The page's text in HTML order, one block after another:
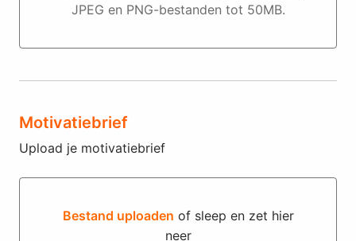
JPEG en PNG-bestanden tot 50MB.
Motivatiebrief
Upload je motivatiebrief
Bestand uploaden of sleep en zet hier
neer